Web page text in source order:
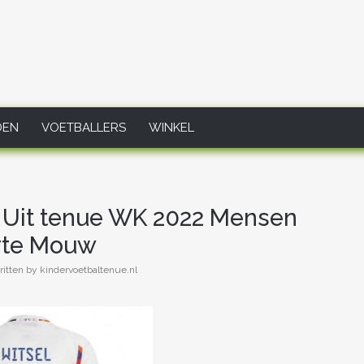
VOETBALLERS WINKEL
tenue WK 2022 Mensen
Mouw
by kindervoetbaltenue.nl